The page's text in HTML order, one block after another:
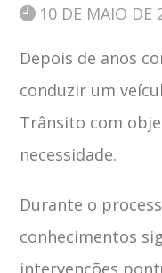
10 DE MAIO DE
Depois de anos
conduzir um
Trânsito com
necessidade.
Durante o
conhecimentos
intervenções